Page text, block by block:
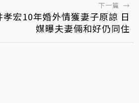
下一篇 →
宏10年婚外情獲妻子原諒 日
媒曝夫妻倆和好仍同住